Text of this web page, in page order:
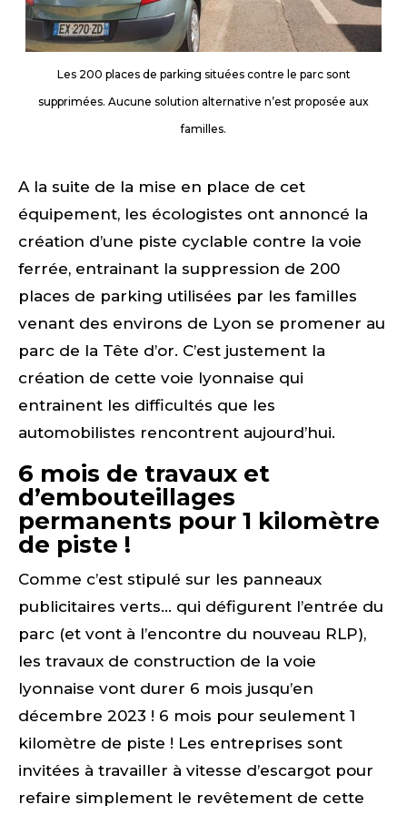
Les 200 places de parking situées contre le parc sont
supprimées. Aucune solution alternative n’est proposée aux
familles.
A la suite de la mise en place de cet
équipement, les écologistes ont annoncé la
création d’une piste cyclable contre la voie
ferrée, entrainant la suppression de 200
places de parking utilisées par les familles
venant des environs de Lyon se promener au
parc de la Tête d’or. C’est justement la
création de cette voie lyonnaise qui
entrainent les difficultés que les
automobilistes rencontrent aujourd’hui.
6 mois de travaux et
d’embouteillages
permanents pour 1 kilomètre
de piste !
Comme c’est stipulé sur les panneaux
publicitaires verts… qui défigurent l’entrée du
parc (et vont à l’encontre du nouveau RLP),
les travaux de construction de la voie
lyonnaise vont durer 6 mois jusqu’en
décembre 2023 ! 6 mois pour seulement 1
kilomètre de piste ! Les entreprises sont
invitées à travailler à vitesse d’escargot pour
refaire simplement le revêtement de cette